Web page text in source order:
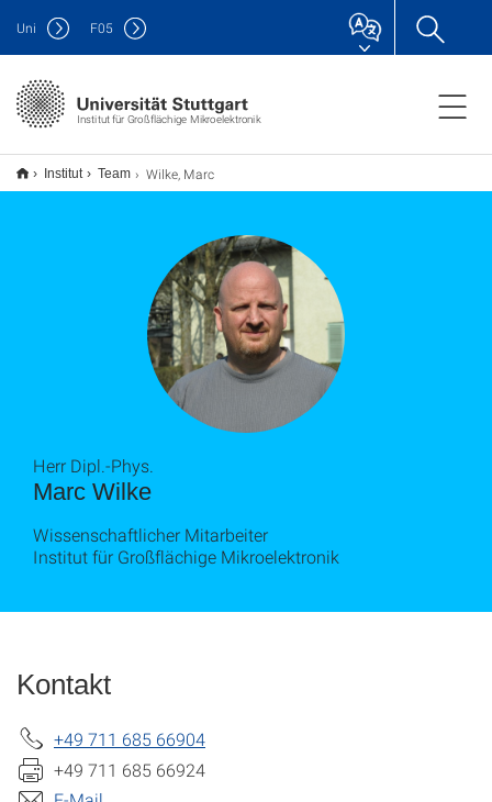
Institut für Großflächige Mikroelektronik
Uni F05
Institut Team Wilke, Marc
Marc Wilke
Herr Dipl.-Phys.
Wissenschaftlicher Mitarbeiter
Institut für Großflächige Mikroelektronik
Kontakt
+49 711 685 66904
+49 711 685 66924